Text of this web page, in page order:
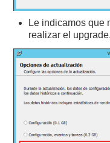
Le indicamos que
realizar el